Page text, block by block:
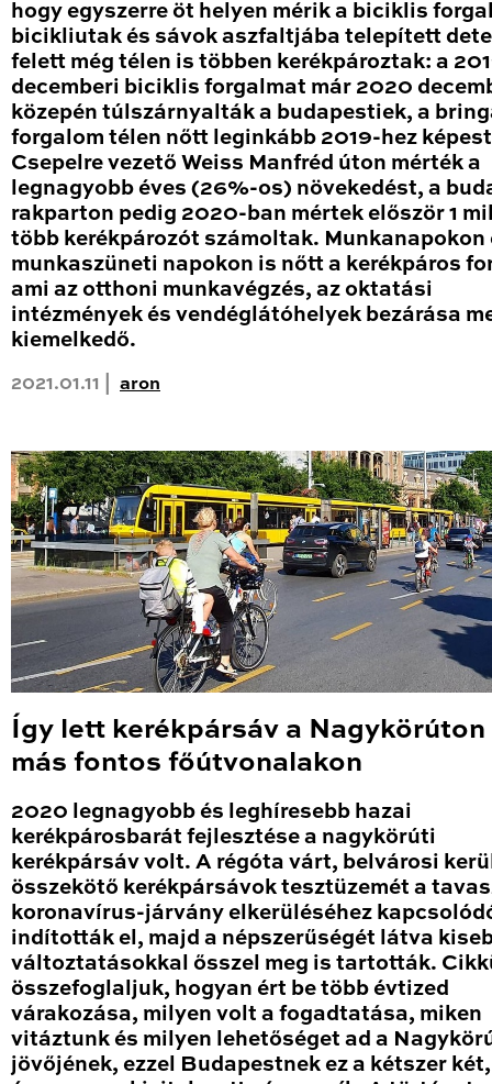
hogy egyszerre öt helyen mérik a biciklis
bicikliutak és sávok aszfaltjába telepített
felett még télen is többen kerékpároztak: a
decemberi biciklis forgalmat már 2020
közepén túlszárnyalták a budapestiek, a
forgalom télen nőtt leginkább 2019-hez
Csepelre vezető Weiss Manfréd úton mérték a
legnagyobb éves (26%-os) növekedést, a
rakparton pedig 2020-ban mértek először 1
több kerékpározót számoltak. Munkanapokon
munkaszüneti napokon is nőtt a kerékpáros
ami az otthoni munkavégzés, az oktatási
intézmények és vendéglátóhelyek bezárása
kiemelkedő.
2021.01.11 | aron
Így lett kerékpársáv a Nagykörúton
más fontos főútvonalakon
2020 legnagyobb és leghíresebb hazai
kerékpárosbarát fejlesztése a nagykörúti
kerékpársáv volt. A régóta várt, belvárosi
összekötő kerékpársávok tesztüzemét a
koronavírus-járvány elkerüléséhez
indították el, majd a népszerűségét látva
változtatásokkal ősszel meg is tartották.
összefoglaljuk, hogyan ért be több évtized
várakozása, milyen volt a fogadtatása, miken
vitáztunk és milyen lehetőséget ad a
jövőjének, ezzel Budapestnek ez a kétszer